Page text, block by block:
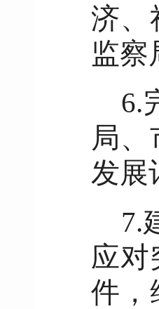
济、
监察
6.
局
发展
7.
应对
件，